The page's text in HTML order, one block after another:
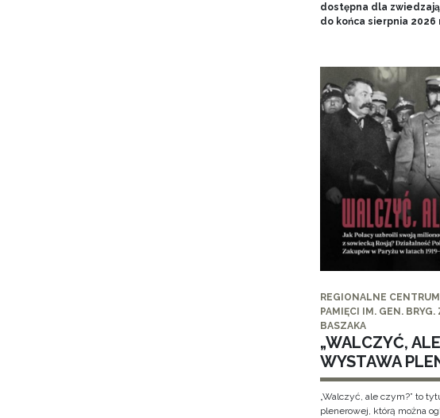
dostępna dla
do końca sierpnia 2026
REGIONALNE
PAMIĘCI IM. GEN.
BASZAKA
„WALCZYĆ,
WYSTAWA
„Walczyć, ale czym?” to
plenerowej, którą można